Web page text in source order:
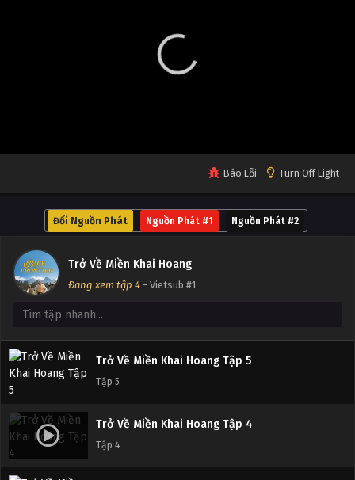
Báo Lỗi Turn Off Light
Đổi Nguồn Phát Nguồn Phát #1 Nguồn Phát #2
Trở Về Miền Khai Hoang
Đang xem tập 4 - Vietsub #1
Trở Về Miền Khai Hoang Tập 7
Tập 7
Tập 6
Trở Về Miền Khai Hoang Tập 5
Tập 5
Trở Về Miền Khai Hoang Tập 4
Tập 4